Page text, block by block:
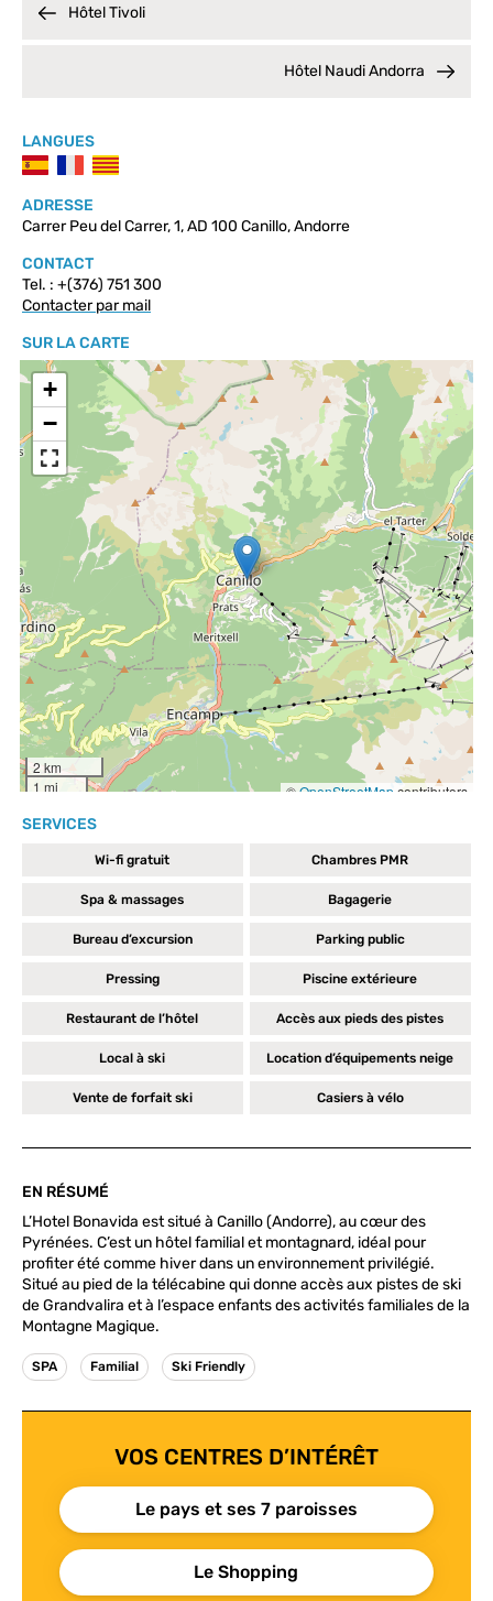
LANGUES
ADRESSE
Carrer Peu del Carrer, 1, AD 100 Canillo, Andorre
CONTACT
Tel. : +(376) 751 300
Contacter par mail
SUR LA CARTE
SERVICES
Wi-fi gratuit Chambres PMR
Spa & massages Bagagerie
Bureau d’excursion Parking public
Pressing Piscine extérieure
Restaurant de l’hôtel Accès aux pieds des pistes
Local à ski Location d’équipements neige
Vente de forfait ski Casiers à vélo
EN RÉSUMÉ
L’Hotel Bonavida est situé à Canillo (Andorre), au cœur des
Pyrénées. C’est un hôtel familial et montagnard, idéal pour
profiter été comme hiver dans un environnement privilégié.
Situé au pied de la télécabine qui donne accès aux pistes de ski
de Grandvalira et à l’espace enfants des activités familiales de la
Montagne Magique.
SPA Familial Ski Friendly
Hôtel Tivoli
Hôtel Naudi Andorra
VOS CENTRES D’INTÉRÊT
Le pays et ses 7 paroisses
Le Shopping